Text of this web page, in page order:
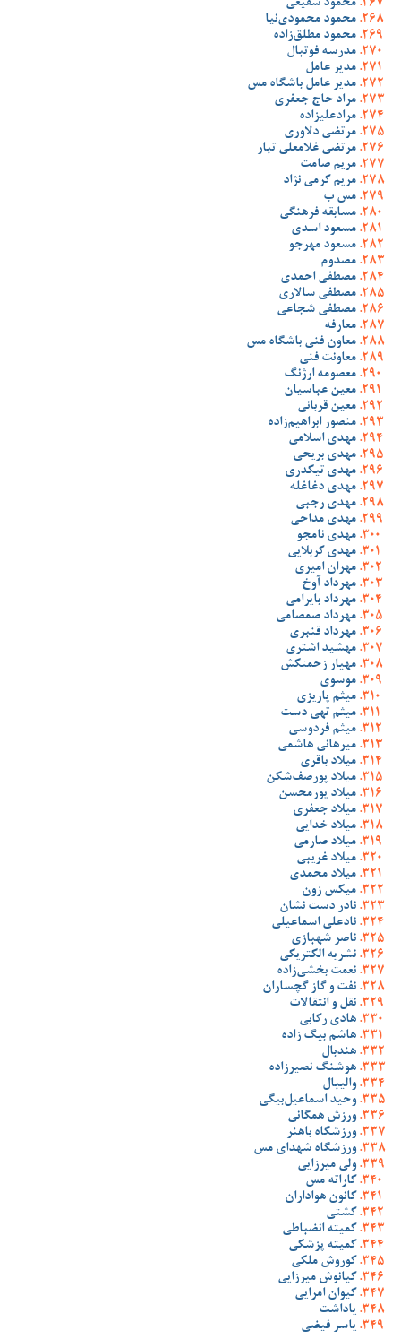
محمود شفیعی
محمود محمودی‌نیا
محمود مطلق‌زاده
مدرسه فوتبال
مدیر عامل
مدیر عامل باشگاه مس
مراد حاج جعفری
مرادعلیزاده
مرتضی دلاوری
مرتضی غلامعلی تبار
مریم صامت
مریم کرمی نژاد
مس ب
مسابقه فرهنگی
مسعود اسدی
مسعود مهرجو
مصدوم
مصطفی احمدی
مصطفی سالاری
مصطفی شجاعی
معارفه
معاون فنی باشگاه مس
معاونت فنی
معصومه ارژنگ
معین عباسیان
معین قربانی
منصور ابراهیم‌زاده
مهدی اسلامی
مهدی بریحی
مهدی تیکدری
مهدی دغاغله
مهدی رجبی
مهدی مداحی
مهدی نامجو
مهدی کربلایی
مهران امیری
مهرداد آوخ
مهرداد بایرامی
مهرداد صمصامی
مهرداد قنبری
مهشید اشتری
مهیار زحمتکش
موسوی
میثم پاریزی
میثم تهی دست
میثم فردوسی
میرهانی هاشمی
میلاد باقری
میلاد پورصف‌شکن
میلاد پورمحسن
میلاد جعفری
میلاد خدایی
میلاد صارمی
میلاد غریبی
میلاد محمدی
میکس زون
نادر دست نشان
نادعلی اسماعیلی
ناصر شهبازی
نشریه الکتریکی
نعمت بخشی‌زاده
نفت و گاز گچساران
نقل و انتقالات
هادی رکابی
هاشم بیگ زاده
هندبال
هوشنگ نصیرزاده
والیبال
وحید اسماعیل‌بیگی
ورزش همگانی
ورزشگاه باهنر
ورزشگاه شهدای مس
ولی میرزایی
کاراته مس
کانون هواداران
کشتی
کمیته انضباطی
کمیته پزشکی
کوروش ملکی
کیانوش میرزایی
کیوان امرایی
یاداشت
یاسر فیضی